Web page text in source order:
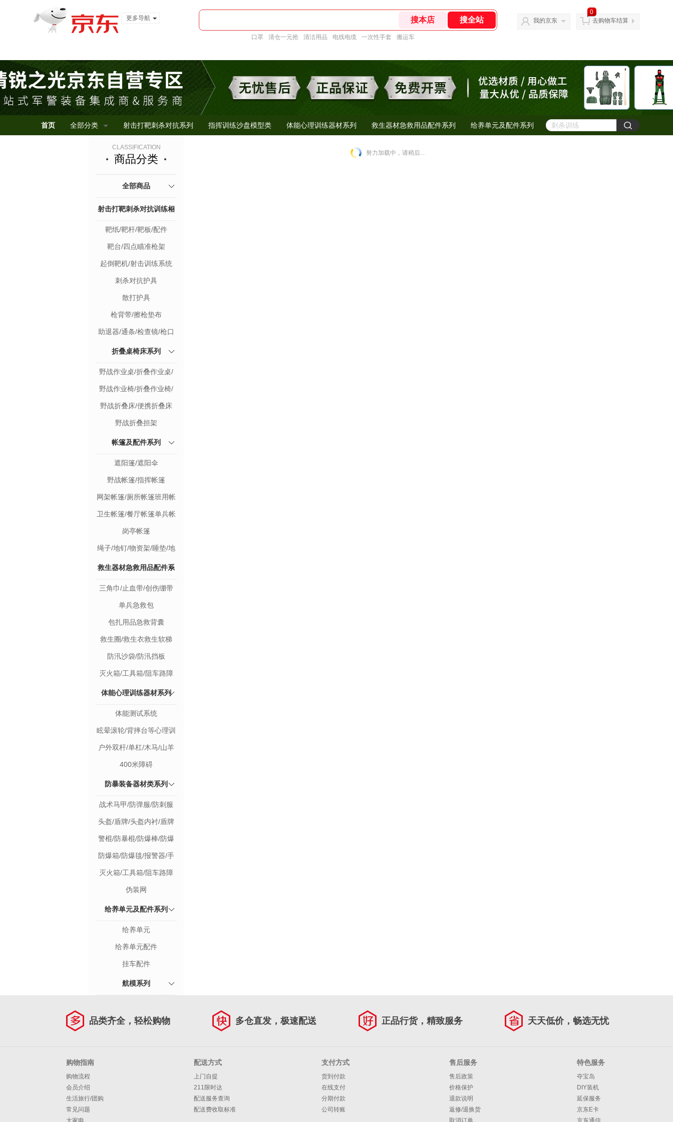
更多导航
口罩 清仓一元抢 清洁用品 电线电缆 一次性手套 搬运车
我的京东
0
去购物车结算
首页 全部分类 射击打靶刺杀对抗系列 指挥训练沙盘模型类 体能心理训练器材系列 救生器材急救用品配件系列 给养单元及配件系列
CLASSIFICATION
商品分类
全部商品
射击打靶刺杀对抗训练相
关系列
靶纸/靶杆/靶板/配件
靶台/四点瞄准枪架
起倒靶机/射击训练系统
刺杀对抗护具
散打护具
枪背带/擦枪垫布
助退器/通条/检查镜/枪口
折叠桌椅床系列
野战作业桌/折叠作业桌/
标图桌
野战作业椅/折叠作业椅/
多功能写字椅/马扎
野战折叠床/便携折叠床
野战折叠担架
帐篷及配件系列
遮阳篷/遮阳伞
野战帐篷/指挥帐篷
网架帐篷/厕所帐篷班用帐
卫生帐篷/餐厅帐篷单兵帐
篷/双人帐篷
岗亭帐篷
绳子/地钉/物资架/睡垫/地
救生器材急救用品配件系
列
三角巾/止血带/创伤绷带
单兵急救包
包扎用品急救背囊
救生圈/救生衣救生软梯
防汛沙袋/防汛挡板
灭火箱/工具箱/阻车路障
体能心理训练器材系列
体能测试系统
眩晕滚轮/背摔台等心理训
练器材
户外双杆/单杠/木马/山羊
400米障碍
防暴装备器材类系列
战术马甲/防弹服/防刺服
防爆套装
头盔/盾牌/头盔内衬/盾牌
支架盔甲/护具/防割手套
警棍/防暴棍/防爆棒/防爆
灯/警示灯钢叉
防爆箱/防爆毯/报警器/手
摇报警器防爆装备架
灭火箱/工具箱/阻车路障
伪装网
给养单元及配件系列
给养单元
给养单元配件
挂车配件
航模系列
努力加载中，请稍后...
品类齐全，轻松购物 多仓直发，极速配送 正品行货，精致服务 天天低价，畅选无忧
购物指南
购物流程
会员介绍
生活旅行/团购
常见问题
大家电
配送方式
上门自提
211限时达
配送服务查询
配送费收取标准
支付方式
货到付款
在线支付
分期付款
公司转账
售后服务
售后政策
价格保护
退款说明
返修/退换货
取消订单
特色服务
夺宝岛
DIY装机
延保服务
京东E卡
京东通信